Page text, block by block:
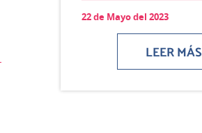
22 de Mayo del 2023
LEER MÁS